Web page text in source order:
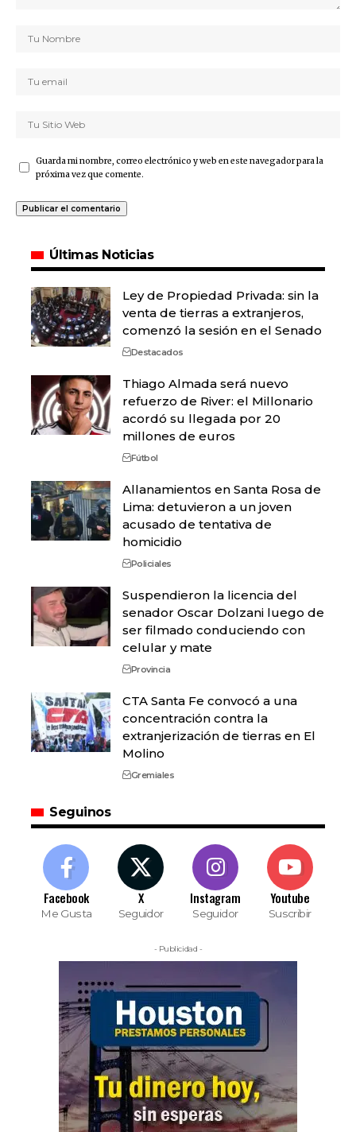
Guarda mi nombre, correo electrónico y web en este navegador para la
próxima vez que comente.
Últimas Noticias
Ley de Propiedad Privada: sin la
venta de tierras a extranjeros,
comenzó la sesión en el Senado
Destacados
Thiago Almada será nuevo
refuerzo de River: el Millonario
acordó su llegada por 20
millones de euros
Fútbol
Allanamientos en Santa Rosa de
Lima: detuvieron a un joven
acusado de tentativa de
homicidio
Policiales
Suspendieron la licencia del
senador Oscar Dolzani luego de
ser filmado conduciendo con
celular y mate
Provincia
CTA Santa Fe convocó a una
concentración contra la
extranjerización de tierras en El
Molino
Gremiales
Seguinos
Facebook
Me Gusta
X
Seguidor
Instagram
Seguidor
Youtube
Suscribir
- Publicidad -